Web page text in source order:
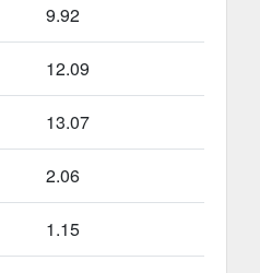
9.92
12.09
13.07
2.06
1.15